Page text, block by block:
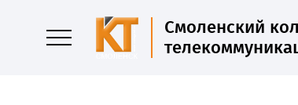
Смоленский